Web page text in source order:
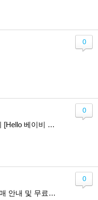
0
[공지][쑥쑥뉴스] 히플러 서현주 님의 [Hello 베이비 Hi 맘] 개정판 출간
0
[공지]참빛북클럽 공동구매 안내 및 무료체험 이용가이드
0